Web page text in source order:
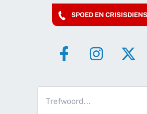
SPOED EN